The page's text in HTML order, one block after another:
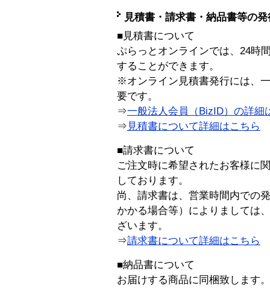
見積書・請求書・納品書等の
■見積書について
ぷらっとオンラインでは、24時
することができます。
※オンライン見積書発行には、
要です。
⇒一般法人会員（BizID）の詳細
⇒ 見積書について詳細はこちら
■請求書について
ご注文時に希望されたお客様に
しております。
尚、請求書は、営業時間内での
かかる場合等）によりましては
ざいます。
⇒請求書について詳細はこちら
■納品書について
お届けする商品に同梱致します。